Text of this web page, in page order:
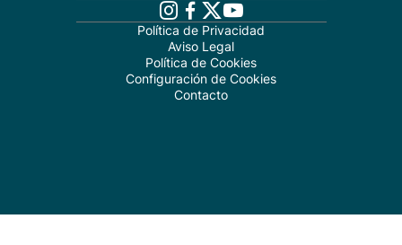
Política de Privacidad
Aviso Legal
Política de Cookies
Configuración de Cookies
Contacto